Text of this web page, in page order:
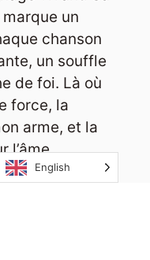
un
chanson
un souffle
de foi. Là où
force, la
arme, et la
l’âme.
English